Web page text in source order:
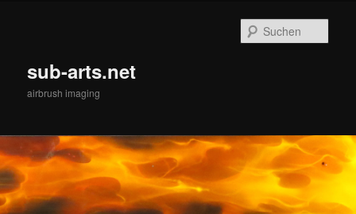
sub-arts.net
airbrush imaging